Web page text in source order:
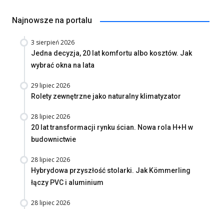
Najnowsze na portalu
3 sierpień 2026
Jedna decyzja, 20 lat komfortu albo kosztów. Jak
wybrać okna na lata
29 lipiec 2026
Rolety zewnętrzne jako naturalny klimatyzator
28 lipiec 2026
20 lat transformacji rynku ścian. Nowa rola H+H w
budownictwie
28 lipiec 2026
Hybrydowa przyszłość stolarki. Jak Kömmerling
łączy PVC i aluminium
28 lipiec 2026